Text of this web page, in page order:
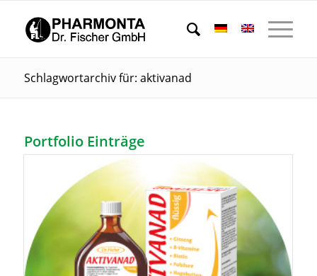
Schlagwortarchiv für: aktivanad
Portfolio Einträge